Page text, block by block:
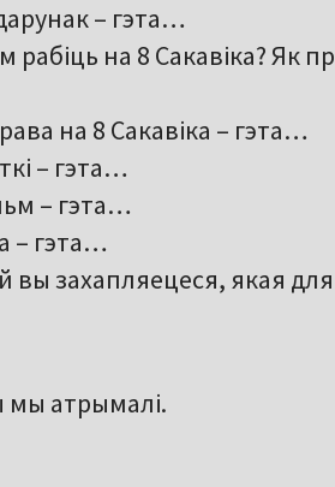
– гэта…
на 8 Сакавіка? Як
на 8 Сакавіка – гэта…
– гэта…
– гэта…
– гэта…
захапляецеся, якая для
мы атрымалі.